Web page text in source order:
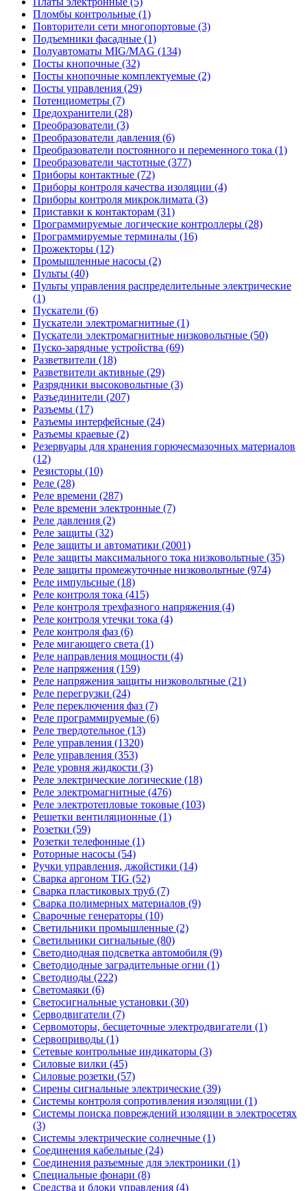
Пломбы контрольные (1)
Повторители сети многопортовые (3)
Подъемники фасадные (1)
Полуавтоматы MIG/MAG (134)
Посты кнопочные (32)
Посты кнопочные комплектуемые (2)
Посты управления (29)
Потенциометры (7)
Предохранители (28)
Преобразователи (3)
Преобразователи давления (6)
Преобразователи постоянного и переменного тока (1)
Преобразователи частотные (377)
Приборы контактные (72)
Приборы контроля качества изоляции (4)
Приборы контроля микроклимата (3)
Приставки к контакторам (31)
Программируемые логические контроллеры (28)
Программируемые терминалы (16)
Прожекторы (12)
Промышленные насосы (2)
Пульты (40)
Пульты управления распределительные электрические
(1)
Пускатели (6)
Пускатели электромагнитные (1)
Пускатели электромагнитные низковольтные (50)
Пуско-зарядные устройства (69)
Разветвители (18)
Разветвители активные (29)
Разрядники высоковольтные (3)
Разъединители (207)
Разъемы (17)
Разъемы интерфейсные (24)
Разъемы краевые (2)
Резервуары для хранения горючесмазочных материалов
(12)
Резисторы (10)
Реле (28)
Реле времени (287)
Реле времени электронные (7)
Реле давления (2)
Реле защиты (32)
Реле защиты и автоматики (2001)
Реле защиты максимального тока низковольтные (35)
Реле защиты промежуточные низковольтные (974)
Реле импульсные (18)
Реле контроля тока (415)
Реле контроля трехфазного напряжения (4)
Реле контроля утечки тока (4)
Реле контроля фаз (6)
Реле мигающего света (1)
Реле направления мощности (4)
Реле напряжения (159)
Реле напряжения защиты низковольтные (21)
Реле перегрузки (24)
Реле переключения фаз (7)
Реле программируемые (6)
Реле твердотельное (13)
Реле управления (1320)
Реле управления (353)
Реле уровня жидкости (3)
Реле электрические логические (18)
Реле электромагнитные (476)
Реле электротепловые токовые (103)
Решетки вентиляционные (1)
Розетки (59)
Розетки телефонные (1)
Роторные насосы (54)
Ручки управления, джойстики (14)
Сварка аргоном TIG (52)
Сварка пластиковых труб (7)
Сварка полимерных материалов (9)
Сварочные генераторы (10)
Светильники промышленные (2)
Светильники сигнальные (80)
Светодиодная подсветка автомобиля (9)
Светодиодные заградительные огни (1)
Светодиоды (222)
Светомаяки (6)
Светосигнальные установки (30)
Серводвигатели (7)
Сервомоторы, бесщеточные электродвигатели (1)
Сервоприводы (1)
Сетевые контрольные индикаторы (3)
Силовые вилки (45)
Силовые розетки (57)
Сирены сигнальные электрические (39)
Системы контроля сопротивления изоляции (1)
Системы поиска повреждений изоляции в электросетях
(3)
Системы электрические солнечные (1)
Соединения кабельные (24)
Соединения разъемные для электроники (1)
Специальные фонари (8)
Средства и блоки управления (4)